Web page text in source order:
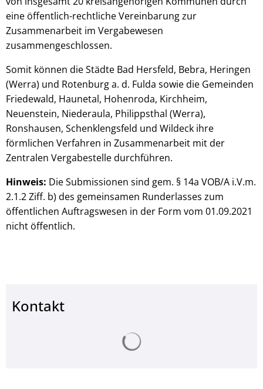
eine öffentlich-rechtliche Vereinbarung zur
Zusammenarbeit im Vergabewesen
zusammengeschlossen.
Somit können die Städte Bad Hersfeld, Bebra, Heringen
(Werra) und Rotenburg a. d. Fulda sowie die Gemeinden
Friedewald, Haunetal, Hohenroda, Kirchheim,
Neuenstein, Niederaula, Philippsthal (Werra),
Ronshausen, Schenklengsfeld und Wildeck ihre
förmlichen Verfahren in Zusammenarbeit mit der
Zentralen Vergabestelle durchführen.
Hinweis: Die Submissionen sind gem. § 14a VOB/A i.V.m.
2.1.2 Ziff. b) des gemeinsamen Runderlasses zum
öffentlichen Auftragswesen in der Form vom 01.09.2021
nicht öffentlich.
Kontakt